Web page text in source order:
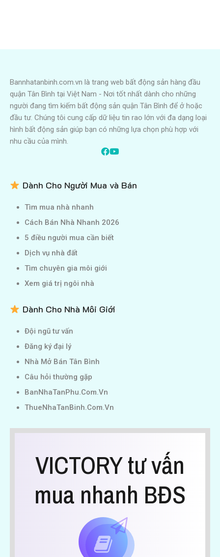
Bannhatanbinh.com.vn là trang web bất động sản hàng đầu
quận Tân Bình tại Việt Nam - Nơi tốt nhất dành cho những
người đang tìm kiếm bất động sản quận Tân Bình để ở hoặc
đầu tư. Chúng tôi cung cấp dữ liệu tin rao lớn với đa dạng loại
hình bất động sản giúp bạn có những lựa chọn phù hợp với
nhu cầu của mình.
Dành Cho Người Mua và Bán
Tìm mua nhà nhanh
Cách Bán Nhà Nhanh 2026
5 điều người mua cần biết
Dịch vụ nhà đất
Tìm chuyên gia môi giới
Xem giá trị ngôi nhà
Dành Cho Nhà Môi Giới
Đội ngũ tư vấn
Đăng ký đại lý
Nhà Mở Bán Tân Bình
Câu hỏi thường gặp
BanNhaTanPhu.Com.Vn
ThueNhaTanBinh.Com.Vn
VICTORY tư vấn
mua nhanh BĐS